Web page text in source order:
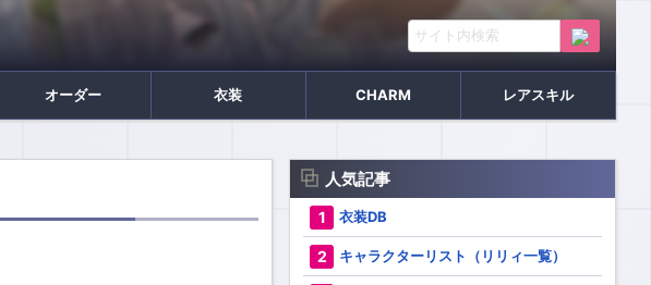
オーダー 衣装 CHARM レアスキル
人気記事
衣装DB
キャラクターリスト（リリィ一覧）